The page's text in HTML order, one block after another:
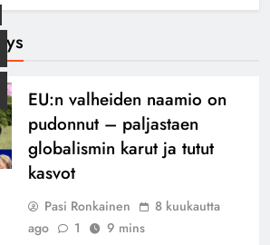
EU:n valheiden naamio on
pudonnut – paljastaen
globalismin karut ja tutut
kasvot
Pasi Ronkainen
8 kuukautta
ago
1 9 mins